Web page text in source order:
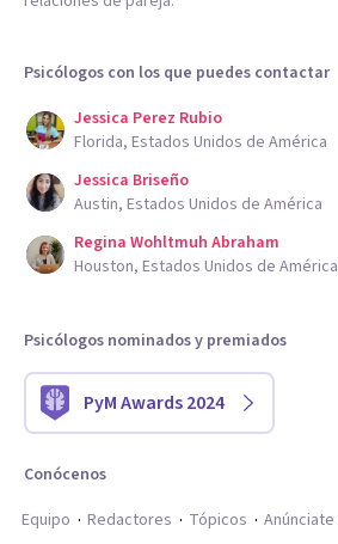
Psicólogos con los que puedes contactar
Jessica Perez Rubio
Florida, Estados Unidos de América
Jessica Briseño
Austin, Estados Unidos de América
Regina Wohltmuh Abraham
Houston, Estados Unidos de América
Psicólogos nominados y premiados
PyM Awards 2024
Conócenos
Equipo
Redactores Tópicos Anúnciate